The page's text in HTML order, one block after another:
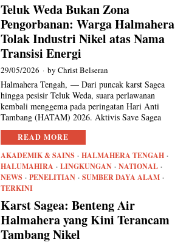
Teluk Weda Bukan Zona
Pengorbanan: Warga Halmahera
Tolak Industri Nikel atas Nama
Transisi Energi
29/05/2026 byChrist Belseran
Halmahera Tengah, — Dari puncak karst Sagea
hingga pesisir Teluk Weda, suara perlawanan
kembali menggema pada peringatan Hari Anti
Tambang (HATAM) 2026. Aktivis Save Sagea
READ MORE
AKADEMIK & SAINS · HALMAHERA TENGAH ·
HALUMAHIRA · LINGKUNGAN · NATIONAL ·
NEWS · PENELITIAN · SUMBER DAYA ALAM ·
TERKINI
Karst Sagea: Benteng Air
Halmahera yang Kini Terancam
Tambang Nikel